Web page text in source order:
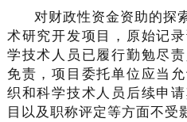
对财政性资金资助的探
术研究开发项目，原始记
学技术人员已履行勤勉尽
免责，项目委托单位应当
织和科学技术人员后续申
目以及职称评定等方面不受